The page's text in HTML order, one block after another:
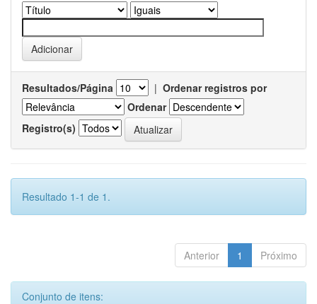
Resultados/Página | Ordenar registros por
Ordenar
Registro(s)
Resultado 1-1 de 1.
Anterior 1 Próximo
Conjunto de itens: